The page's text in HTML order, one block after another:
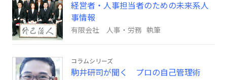
経営者・人事担当者のための未来系人
事情報
有限会社 人事・労務 執筆
コラムシリーズ
駒井研司が聞く プロの自己管理術